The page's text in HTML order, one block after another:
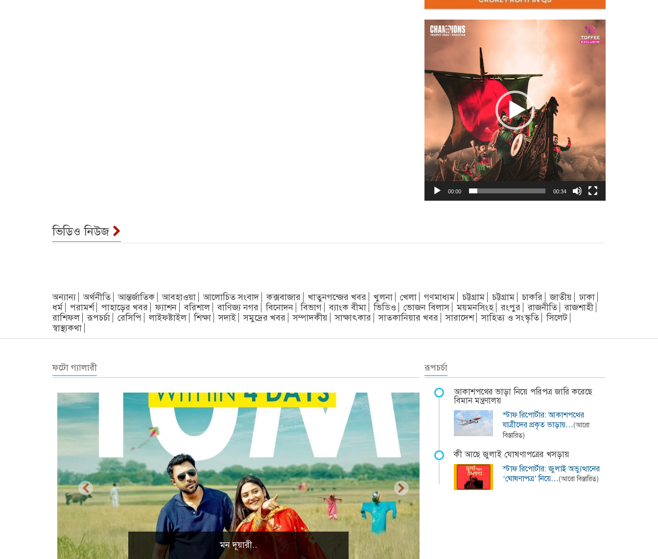
Video
Player
00:00 00:34
ভিডিও নিউজ
অন্যান্য অর্থনীতি আন্তর্জাতিক আবহাওয়া আলোচিত সংবাদ কক্সবাজার খাতুনগন্জের খবর খুলনা খেলা গণমাধ্যম চট্টগ্রাম চট্টগ্রাম চাকরি জাতীয়
ঢাকা
ধর্ম
পরামর্শ পাহাড়ের খবর ফ্যাশন বরিশাল বাণিজ্য নগর বিনোদন বিভাগ ব্যাংক বীমা ভিডিও ভোজন বিলাস ময়মনসিংহ রংপুর রাজনীতি
রাজশাহী
রাশিফল
রূপচর্চা রেসিপি লাইফষ্টাইল শিক্ষা সদাই সমুদ্রের খবর সম্পাদকীয় সাক্ষাৎকার সাতকানিয়ার খবর সারাদেশ সাহিত্য ও সংস্কৃতি
সিলেট
স্বাস্থ্যকথা
ফটো গ্যালারী
প্রাকৃতিক দৃশ্য
রূপচর্চা
আকাশপথের ভাড়া নিয়ে পরিপত্র জারি করেছে
বিমান মন্ত্রণালয়
স্টাফ রিপোর্টার: আকাশপথের
যাত্রীদের প্রকৃত ভাড়ায়…(আরো
বিস্তারিত)
কী আছে জুলাই ঘোষণাপত্রের খসড়ায়
স্টাফ রিপোর্টার: জুলাই অভ্যুত্থানের
‘ঘোষণাপত্র’ নিয়ে…(আরো বিস্তারিত)